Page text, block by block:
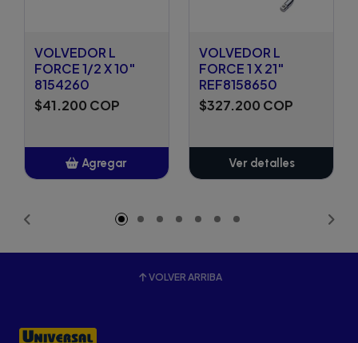
VOLVEDOR L
FORCE 1/2 X 10"
8154260
$41.200 COP
Agregar
VOLVEDOR L
FORCE 1 X 21"
REF8158650
$327.200 COP
Ver detalles
VOLVER ARRIBA